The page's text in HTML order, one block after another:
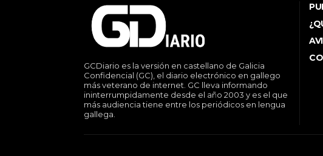
GCDiario es la versión en castellano de Galicia
Confidencial (GC), el diario electrónico en gallego
más veterano de internet. GC lleva informando
ininterrumpidamente desde el año 2003 y es el que
más audiencia tiene entre los periódicos en lengua
gallega.